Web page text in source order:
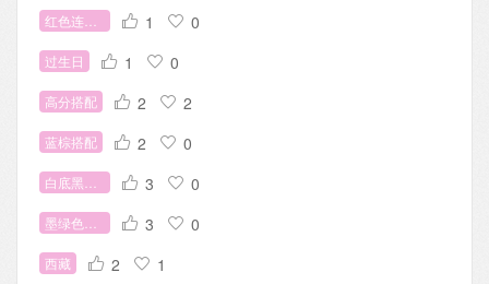
1 0
过生日 1 0
高分搭配 2 2
蓝棕搭配 2 0
3 0
3 0
西藏 2 1